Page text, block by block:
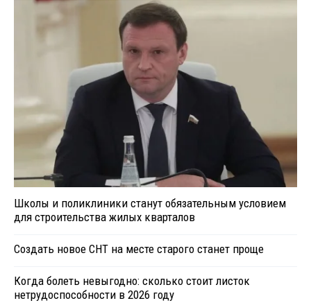
Школы и поликлиники станут обязательным условием
для строительства жилых кварталов
Создать новое СНТ на месте старого станет проще
Когда болеть невыгодно: сколько стоит листок
нетрудоспособности в 2026 году